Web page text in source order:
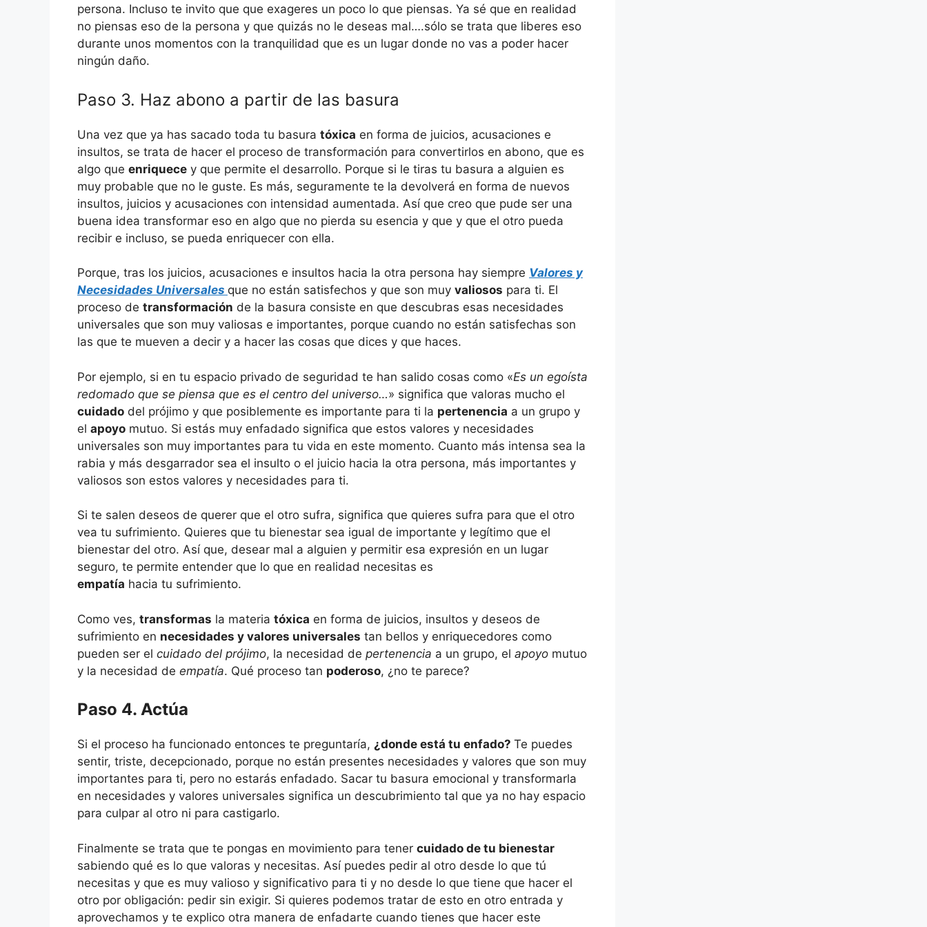
persona. Incluso te invito que que exageres un poco lo que piensas. Ya sé que en realidad
no piensas eso de la persona y que quizás no le deseas mal….sólo se trata que liberes eso
durante unos momentos con la tranquilidad que es un lugar donde no vas a poder hacer
ningún daño.
Paso 3. Haz abono a partir de las basura
Una vez que ya has sacado toda tu basura tóxica en forma de juicios, acusaciones e
insultos, se trata de hacer el proceso de transformación para convertirlos en abono, que es
algo que enriquece y que permite el desarrollo. Porque si le tiras tu basura a alguien es
muy probable que no le guste. Es más, seguramente te la devolverá en forma de nuevos
insultos, juicios y acusaciones con intensidad aumentada. Así que creo que pude ser una
buena idea transformar eso en algo que no pierda su esencia y que y que el otro pueda
recibir e incluso, se pueda enriquecer con ella.
Porque, tras los juicios, acusaciones e insultos hacia la otra persona hay siempre Valores y
Necesidades Universales que no están satisfechos y que son muy valiosos para ti. El
proceso de transformación de la basura consiste en que descubras esas necesidades
universales que son muy valiosas e importantes, porque cuando no están satisfechas son
las que te mueven a decir y a hacer las cosas que dices y que haces.
Por ejemplo, si en tu espacio privado de seguridad te han salido cosas como «Es un egoísta
redomado que se piensa que es el centro del universo…» significa que valoras mucho el
cuidado del prójimo y que posiblemente es importante para ti la pertenencia a un grupo y
el apoyo mutuo. Si estás muy enfadado significa que estos valores y necesidades
universales son muy importantes para tu vida en este momento. Cuanto más intensa sea la
rabia y más desgarrador sea el insulto o el juicio hacia la otra persona, más importantes y
valiosos son estos valores y necesidades para ti.
Si te salen deseos de querer que el otro sufra, significa que quieres sufra para que el otro
vea tu sufrimiento. Quieres que tu bienestar sea igual de importante y legítimo que el
bienestar del otro. Así que, desear mal a alguien y permitir esa expresión en un lugar
seguro, te permite entender que lo que en realidad necesitas es
empatía hacia tu sufrimiento.
Como ves, transformas la materia tóxica en forma de juicios, insultos y deseos de
sufrimiento en necesidades y valores universales tan bellos y enriquecedores como
pueden ser el cuidado del prójimo, la necesidad de pertenencia a un grupo, el apoyo mutuo
y la necesidad de empatía. Qué proceso tan poderoso, ¿no te parece?
Paso 4. Actúa
Si el proceso ha funcionado entonces te preguntaría, ¿donde está tu enfado? Te puedes
sentir, triste, decepcionado, porque no están presentes necesidades y valores que son muy
importantes para ti, pero no estarás enfadado. Sacar tu basura emocional y transformarla
en necesidades y valores universales significa un descubrimiento tal que ya no hay espacio
para culpar al otro ni para castigarlo.
Finalmente se trata que te pongas en movimiento para tener cuidado de tu bienestar
sabiendo qué es lo que valoras y necesitas. Así puedes pedir al otro desde lo que tú
necesitas y que es muy valioso y significativo para ti y no desde lo que tiene que hacer el
otro por obligación: pedir sin exigir. Si quieres podemos tratar de esto en otro entrada y
aprovechamos y te explico otra manera de enfadarte cuando tienes que hacer este